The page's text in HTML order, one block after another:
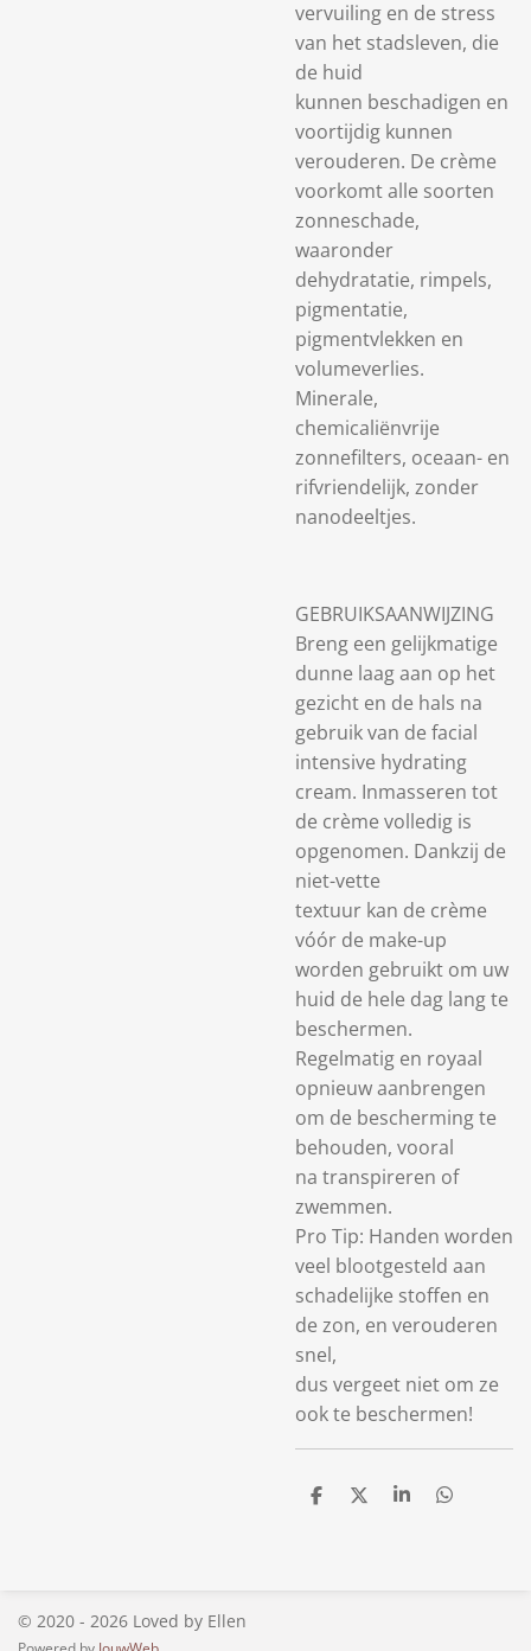
vervuiling en de stress
van het stadsleven, die
de huid
kunnen beschadigen en
voortijdig kunnen
verouderen. De crème
voorkomt alle soorten
zonneschade,
waaronder
dehydratatie, rimpels,
pigmentatie,
pigmentvlekken en
volumeverlies.
Minerale,
chemicaliënvrije
zonnefilters, oceaan- en
rifvriendelijk, zonder
nanodeeltjes.
GEBRUIKSAANWIJZING
Breng een gelijkmatige
dunne laag aan op het
gezicht en de hals na
gebruik van de facial
intensive hydrating
cream. Inmasseren tot
de crème volledig is
opgenomen. Dankzij de
niet-vette
textuur kan de crème
vóór de make-up
worden gebruikt om uw
huid de hele dag lang te
beschermen.
Regelmatig en royaal
opnieuw aanbrengen
om de bescherming te
behouden, vooral
na transpireren of
zwemmen.
Pro Tip: Handen worden
veel blootgesteld aan
schadelijke stoffen en
de zon, en verouderen
snel,
dus vergeet niet om ze
ook te beschermen!
D
D
S
D
© 2020 - 2026 Loved by Ellen